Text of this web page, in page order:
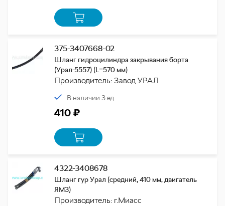
375-3407668-02
Шланг гидроцилиндра закрывания борта
(Урал-5557) (L=570 мм)
Производитель: Завод УРАЛ
В наличии 3 ед
410 ₽
4322-3408678
Шланг гур Урал (средний, 410 мм, двигатель
ЯМЗ)
Производитель: г.Миасс